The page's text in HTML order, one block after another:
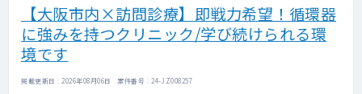
【大阪市内×訪問診療】即戦力希望！循環器
に強みを持つクリニック/学び続けられる環
境です
掲載更新日 : 2026年08月06日 案件番号 : 24-JZ008257